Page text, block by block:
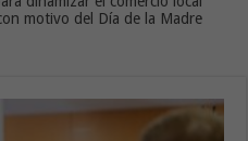
motivo del Día de la Madre